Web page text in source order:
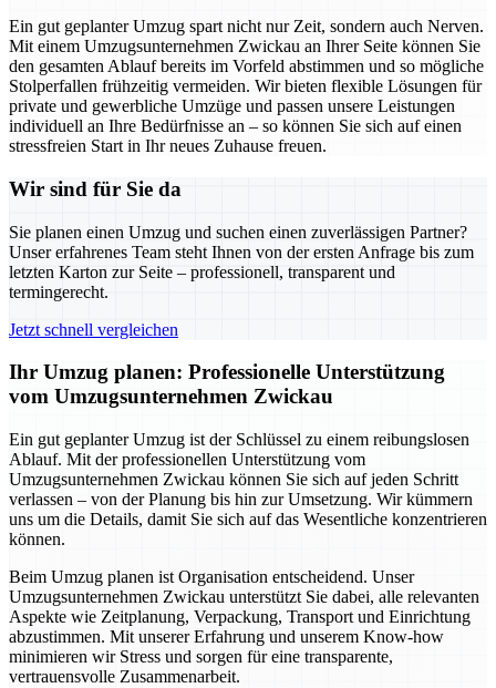
Ein gut geplanter Umzug spart nicht nur Zeit, sondern auch Nerven.
Mit einem Umzugsunternehmen Zwickau an Ihrer Seite können Sie
den gesamten Ablauf bereits im Vorfeld abstimmen und so mögliche
Stolperfallen frühzeitig vermeiden. Wir bieten flexible Lösungen für
private und gewerbliche Umzüge und passen unsere Leistungen
individuell an Ihre Bedürfnisse an – so können Sie sich auf einen
stressfreien Start in Ihr neues Zuhause freuen.
Wir sind für Sie da
Sie planen einen Umzug und suchen einen zuverlässigen Partner?
Unser erfahrenes Team steht Ihnen von der ersten Anfrage bis zum
letzten Karton zur Seite – professionell, transparent und
termingerecht.
Jetzt schnell vergleichen
Ihr Umzug planen: Professionelle Unterstützung
vom Umzugsunternehmen Zwickau
Ein gut geplanter Umzug ist der Schlüssel zu einem reibungslosen
Ablauf. Mit der professionellen Unterstützung vom
Umzugsunternehmen Zwickau können Sie sich auf jeden Schritt
verlassen – von der Planung bis hin zur Umsetzung. Wir kümmern
uns um die Details, damit Sie sich auf das Wesentliche konzentrieren
können.
Beim Umzug planen ist Organisation entscheidend. Unser
Umzugsunternehmen Zwickau unterstützt Sie dabei, alle relevanten
Aspekte wie Zeitplanung, Verpackung, Transport und Einrichtung
abzustimmen. Mit unserer Erfahrung und unserem Know-how
minimieren wir Stress und sorgen für eine transparente,
vertrauensvolle Zusammenarbeit.